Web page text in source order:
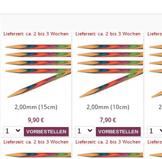
Lieferzeit: ca. 2 bis 3 Wochen
2,00mm (15cm)
9,90 €
Lieferzeit: ca. 2 bis 3 Wochen
2,00mm (10cm)
7,90 €
Lieferzeit: ca. 2 bis 3 Wochen Lieferzeit: ca. 2 bis 3 Wochen